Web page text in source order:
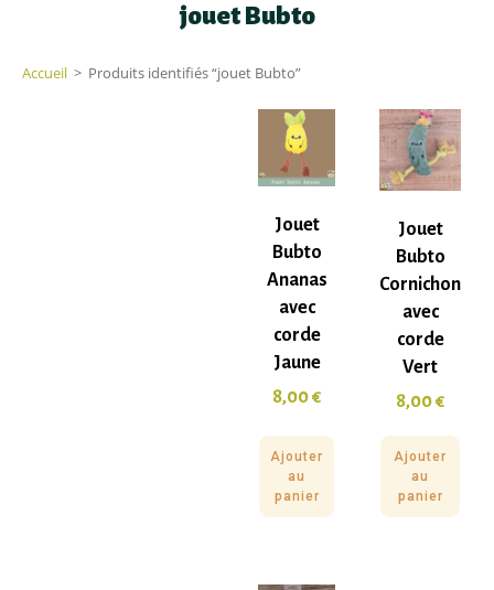
jouet Bubto
Accueil > Produits identifiés “jouet Bubto”
Jouet
Bubto
Ananas
avec
corde
Jaune
8,00€
Ajouter
au
panier
Jouet
Bubto
Cornichon
avec
corde
Vert
8,00€
Ajouter
au
panier